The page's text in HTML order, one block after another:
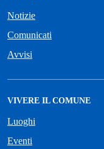
Notizie
Comunicati
Avvisi
VIVERE IL COMUNE
Luoghi
Eventi